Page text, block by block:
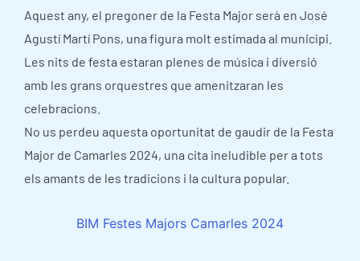
Aquest any, el pregoner de la Festa Major serà en José
Agustí Martí Pons, una figura molt estimada al municipi.
Les nits de festa estaran plenes de música i diversió
amb les grans orquestres que amenitzaran les
celebracions.
No us perdeu aquesta oportunitat de gaudir de la Festa
Major de Camarles 2024, una cita ineludible per a tots
els amants de les tradicions i la cultura popular.
BIM Festes Majors Camarles 2024